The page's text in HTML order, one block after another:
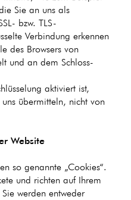
Sie an uns als
bzw. TLS-
Verbindung erkennen
des Browsers von
und an dem Schloss-
aktiviert ist,
übermitteln, nicht von
Website
so genannte „Cookies“.
und richten auf Ihrem
werden entweder